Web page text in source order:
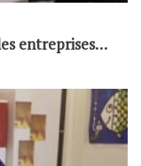
entreprises…